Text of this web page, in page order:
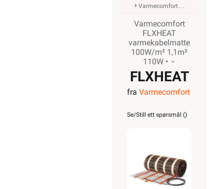
Varmecomfort
Varmecomfort
FLXHEAT
varmekabelmatte
100W/m² 1,1m²
110W •
FLXHEAT
100W/m²
110W
fra Varmecomfort
Se/Still ett spørsmål ()